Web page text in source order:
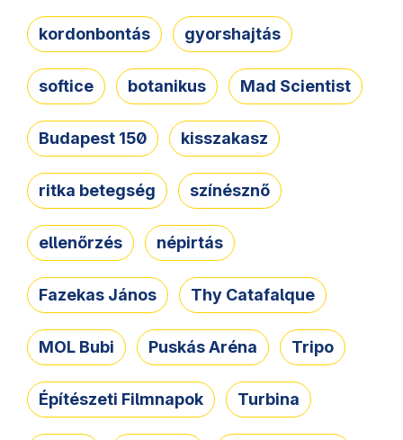
kordonbontás gyorshajtás
softice botanikus Mad Scientist
Budapest 150 kisszakasz
ritka betegség színésznő
ellenőrzés népirtás
Fazekas János Thy Catafalque
MOL Bubi Puskás Aréna Tripo
Építészeti Filmnapok Turbina